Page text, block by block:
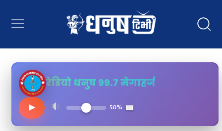
रेडियो धनुष ९९.७ मेगाहर्ज
▶
50%